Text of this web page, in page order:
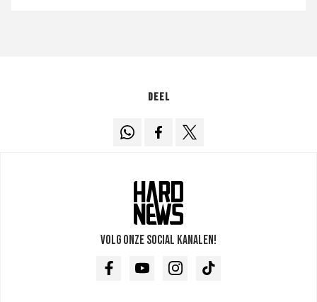
Deel
Volg onze social kanalen!
FacebookYoutubeInstagramTikTok